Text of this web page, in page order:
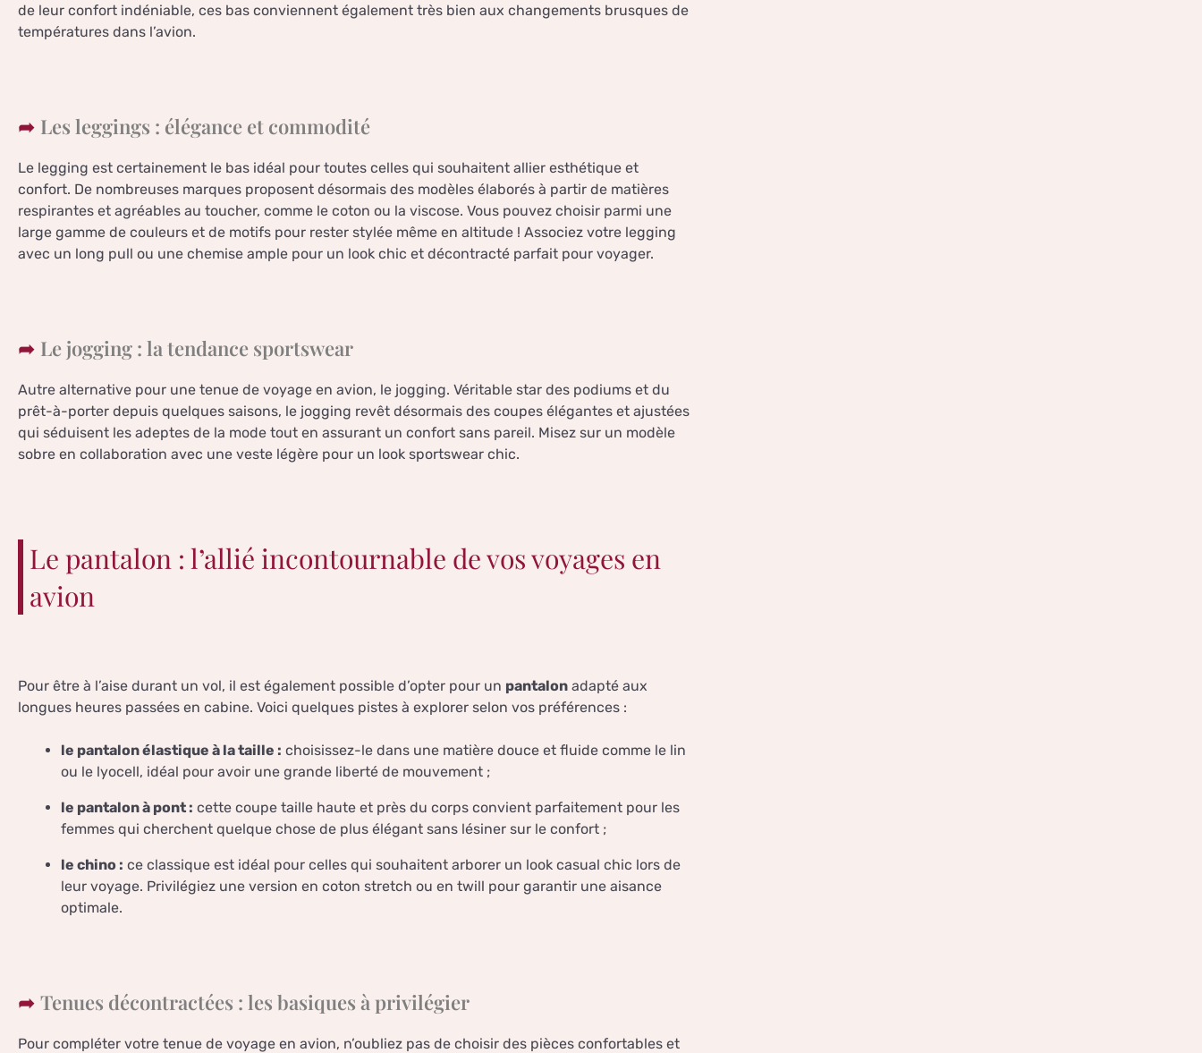
de leur confort indéniable, ces bas conviennent également très bien aux changements brusques de
températures dans l’avion.
Les leggings : élégance et commodité
Le legging est certainement le bas idéal pour toutes celles qui souhaitent allier esthétique et
confort. De nombreuses marques proposent désormais des modèles élaborés à partir de matières
respirantes et agréables au toucher, comme le coton ou la viscose. Vous pouvez choisir parmi une
large gamme de couleurs et de motifs pour rester stylée même en altitude ! Associez votre legging
avec un long pull ou une chemise ample pour un look chic et décontracté parfait pour voyager.
Le jogging : la tendance sportswear
Autre alternative pour une tenue de voyage en avion, le jogging. Véritable star des podiums et du
prêt-à-porter depuis quelques saisons, le jogging revêt désormais des coupes élégantes et ajustées
qui séduisent les adeptes de la mode tout en assurant un confort sans pareil. Misez sur un modèle
sobre en collaboration avec une veste légère pour un look sportswear chic.
Le pantalon : l’allié incontournable de vos voyages en
avion
Pour être à l’aise durant un vol, il est également possible d’opter pour un pantalon adapté aux
longues heures passées en cabine. Voici quelques pistes à explorer selon vos préférences :
le pantalon élastique à la taille : choisissez-le dans une matière douce et fluide comme le lin
ou le lyocell, idéal pour avoir une grande liberté de mouvement ;
le pantalon à pont : cette coupe taille haute et près du corps convient parfaitement pour les
femmes qui cherchent quelque chose de plus élégant sans lésiner sur le confort ;
le chino : ce classique est idéal pour celles qui souhaitent arborer un look casual chic lors de
leur voyage. Privilégiez une version en coton stretch ou en twill pour garantir une aisance
optimale.
Tenues décontractées : les basiques à privilégier
Pour compléter votre tenue de voyage en avion, n’oubliez pas de choisir des pièces confortables et